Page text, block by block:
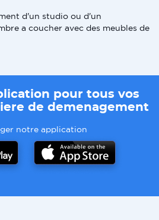
d'un studio ou d'un
a coucher avec des meubles de
pour tous vos
de demenagement
notre application